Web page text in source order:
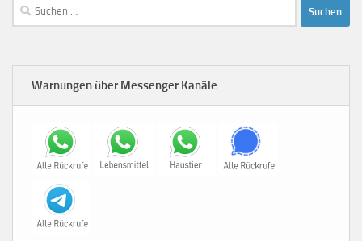
Suchen
nach:
Warnungen über Messenger Kanäle